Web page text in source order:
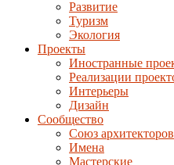
Развитие
Туризм
Экология
Проекты
Иностранные
Реализации
Интерьеры
Дизайн
Сообщество
Союз архитекторов
Имена
Мастерские